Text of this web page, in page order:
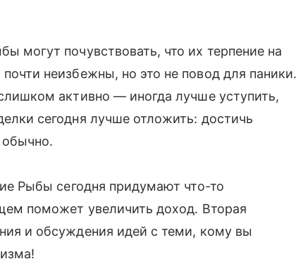
могут почувствовать, что их терпение на
почти неизбежны, но это не повод для паники.
активно — иногда лучше уступить,
сегодня лучше отложить: достичь
Рыбы сегодня придумают что-то
поможет увеличить доход. Вторая
и обсуждения идей с теми, кому вы